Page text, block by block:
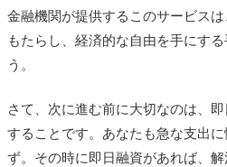
金融機関が提供するこのサービス
もたらし、経済的な自由を手にす
う。
さて、次に進む前に大切なのは、
することです。あなたも急な支出
ず。その時に即日融資があれば、